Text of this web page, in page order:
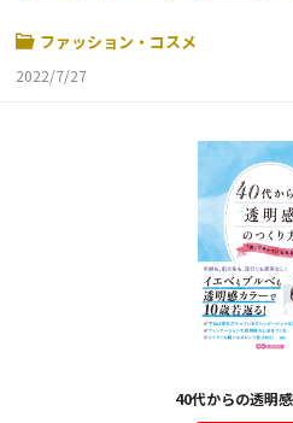
ファッション・コスメ
2022/7/27
40代からの透明